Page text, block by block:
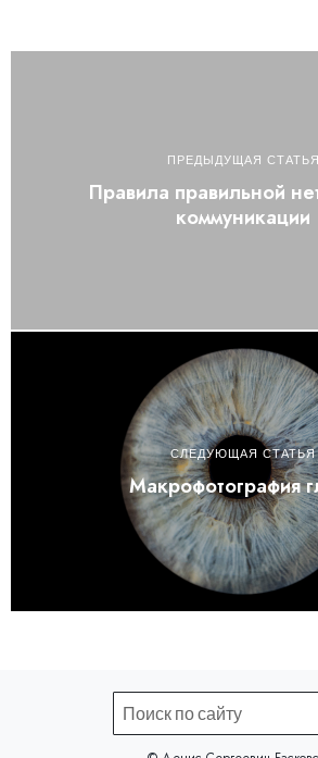
ПРЕДЫДУЩАЯ СТАТЬЯ
Правила правильной
коммуникации
СЛЕДУЮЩАЯ СТАТЬЯ
Макрофотография